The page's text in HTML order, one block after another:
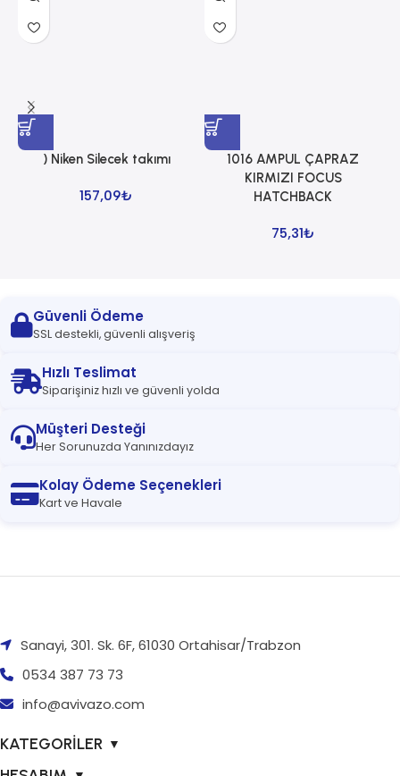
) Niken Silecek takımı
157,09₺
1016 AMPUL ÇAPRAZ
KIRMIZI FOCUS
HATCHBACK
75,31₺
Güvenli Ödeme
SSL destekli, güvenli alışveriş
Hızlı Teslimat
Siparişiniz hızlı ve güvenli yolda
Müşteri Desteği
Her Sorunuzda Yanınızdayız
Kolay Ödeme Seçenekleri
Kart ve Havale
Sanayi, 301. Sk. 6F, 61030 Ortahisar/Trabzon
0534 387 73 73
info@avivazo.com
KATEGORİLER ▼